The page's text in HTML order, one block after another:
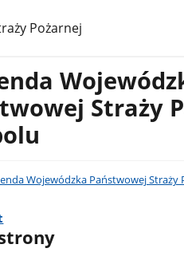
Pożarnej
Straży
Wojewódzka Państwowej Straży